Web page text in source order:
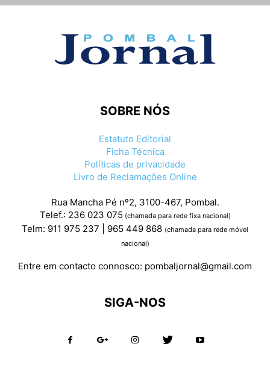
SOBRE NÓS
Estatuto Editorial
Ficha Técnica
Políticas de privacidade
Livro de Reclamações Online
Rua Mancha Pé nº2, 3100-467, Pombal.
Telef.: 236 023 075 (chamada para rede fixa nacional)
Telm: 911 975 237 | 965 449 868 (chamada para rede móvel
nacional)
Entre em contacto connosco: pombaljornal@gmail.com
SIGA-NOS